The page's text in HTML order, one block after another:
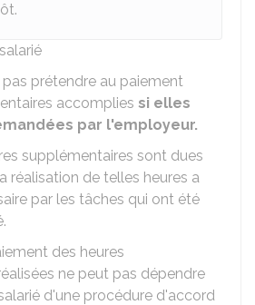
prétendre au paiement
accomplies si elles
par l'employeur.
supplémentaires sont dues
réalisation de telles heures a
par les tâches qui ont été
des heures
ne peut pas dépendre
d'une procédure d'accord